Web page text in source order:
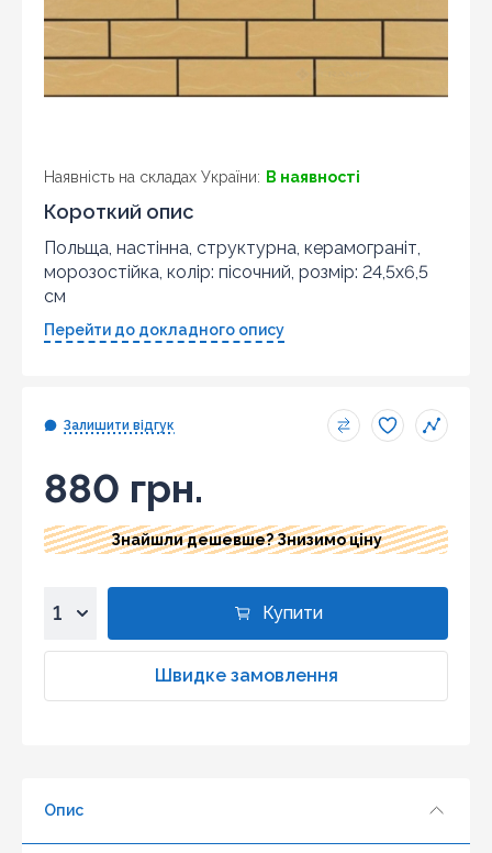
Наявність на складах України: В наявності
Короткий опис
Польща, настінна, структурна, керамограніт,
морозостійка, колір: пісочний, розмір: 24,5x6,5
см
Перейти до докладного опису
Залишити відгук
880 грн.
Знайшли дешевше? Знизимо ціну
3
7
8
Купити
Швидке замовлення
Опис
Знайшли дешевше?